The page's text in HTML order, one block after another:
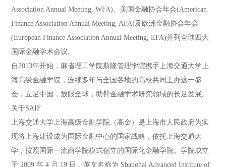
Association Annual Meeting, WFA)、美国金融协会年会(American
Finance Association Annual Meeting, AFA)及欧洲金融协会年会
(European Finance Association Annual Meeting, EFA)并列全球四大
国际金融学术会议。
自2013年开始，麻省理工学院斯隆管理学院携手上海交通大学上
海高级金融学院，连续多年与全国各地的高校共同主办这一盛
会，立足中国，放眼全球，助臂金融学术研究领域的长足发展。
关于SAIF
上海交通大学上海高级金融学院（高金）是上海市人民政府为实
现将上海建设成为国际金融中心的国家战略，依托上海交通大
学，按照国际一流商学院模式创立的国际化金融学院。学院成立
于 2009 年 4 月 19 日，英文名称为 Shanghai Advanced Institute of